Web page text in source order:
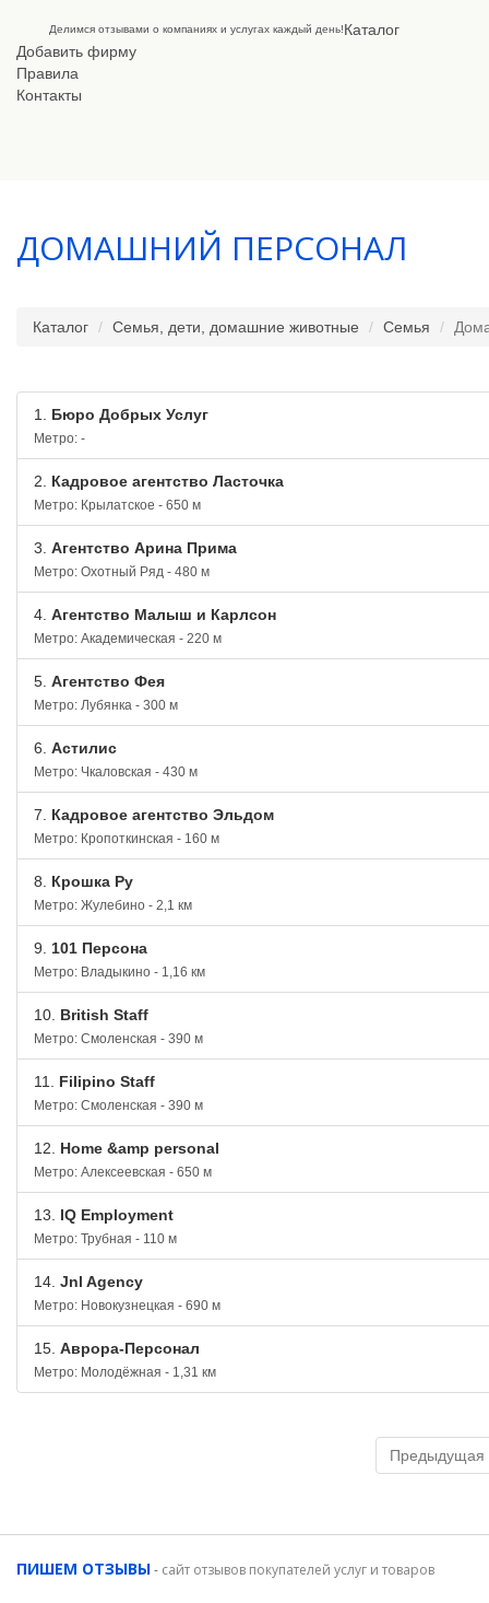
Делимся отзывами о компаниях и услугах каждый день!Каталог
Добавить фирму
Правила
Контакты
ДОМАШНИЙ ПЕРСОНАЛ
Каталог Семья, дети, домашние животные Семья
1. Бюро Добрых Услуг
Метро: -
2. Кадровое агентство Ласточка
Метро: Крылатское - 650 м
3. Агентство Арина Прима
Метро: Охотный Ряд - 480 м
4. Агентство Малыш и Карлсон
Метро: Академическая - 220 м
5. Агентство Фея
Метро: Лубянка - 300 м
6. Астилис
Метро: Чкаловская - 430 м
7. Кадровое агентство Эльдом
Метро: Кропоткинская - 160 м
8. Крошка Ру
Метро: Жулебино - 2,1 км
9. 101 Персона
Метро: Владыкино - 1,16 км
10. British Staff
Метро: Смоленская - 390 м
11. Filipino Staff
Метро: Смоленская - 390 м
12. Home &amp personal
Метро: Алексеевская - 650 м
13. IQ Employment
Метро: Трубная - 110 м
14. Jnl Agency
Метро: Новокузнецкая - 690 м
15. Аврора-Персонал
Метро: Молодёжная - 1,31 км
Предыдущая
ПИШЕМ ОТЗЫВЫ- сайт отзывов покупателей услуг и товаров